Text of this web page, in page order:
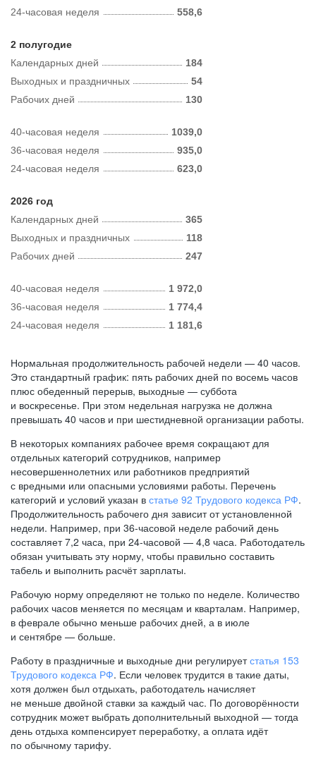
24-часовая неделя
558,6
2 полугодие
Календарных дней
184
Рабочих дней 130
Выходных и праздничных 54
40-часовая неделя
1039,0
36-часовая неделя
935,0
24-часовая неделя
623,0
2026 год
Календарных дней
365
Рабочих дней 247
Выходных и праздничных 118
40-часовая неделя
1 972,0
36-часовая неделя
1 774,4
24-часовая неделя
1 181,6
Нормальная продолжительность рабочей недели — 40 часов.
Это стандартный график: пять рабочих дней по восемь часов
плюс обеденный перерыв, выходные — суббота
и воскресенье. При этом недельная нагрузка не должна
превышать 40 часов и при шестидневной организации работы.
В некоторых компаниях рабочее время сокращают для
отдельных категорий сотрудников, например
несовершеннолетних или работников предприятий
с вредными или опасными условиями работы. Перечень
категорий и условий указан в статье 92 Трудового кодекса РФ.
Продолжительность рабочего дня зависит от установленной
недели. Например, при 36-часовой неделе рабочий день
составляет 7,2 часа, при 24-часовой — 4,8 часа. Работодатель
обязан учитывать эту норму, чтобы правильно составить
табель и выполнить расчёт зарплаты.
Рабочую норму определяют не только по неделе. Количество
рабочих часов меняется по месяцам и кварталам. Например,
в феврале обычно меньше рабочих дней, а в июле
и сентябре — больше.
Работу в праздничные и выходные дни регулируетстатья 153
Трудового кодекса РФ. Если человек трудится в такие даты,
хотя должен был отдыхать, работодатель начисляет
не меньше двойной ставки за каждый час. По договорённости
сотрудник может выбрать дополнительный выходной — тогда
день отдыха компенсирует переработку, а оплата идёт
по обычному тарифу.